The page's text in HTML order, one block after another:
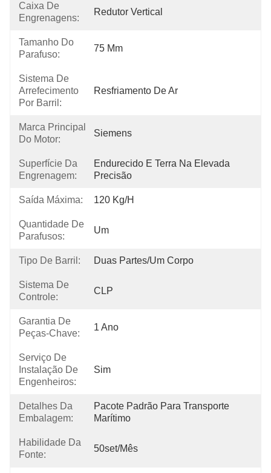
Caixa De
Engrenagens:
Redutor Vertical
Tamanho Do
Parafuso:
75 Mm
Sistema De
Arrefecimento
Por Barril:
Resfriamento De Ar
Marca Principal
Do Motor:
Siemens
Superfície Da
Engrenagem:
Endurecido E Terra Na Elevada
Precisão
Saída Máxima: 120 Kg/h
Quantidade De
Parafusos:
Um
Tipo De Barril: Duas Partes/um Corpo
Sistema De
Controle:
CLP
Garantia De
Peças-Chave:
1 Ano
Serviço De
Instalação De
Engenheiros:
Sim
Detalhes Da
Embalagem:
Pacote Padrão Para Transporte
Marítimo
Habilidade Da
Fonte:
50set/mês